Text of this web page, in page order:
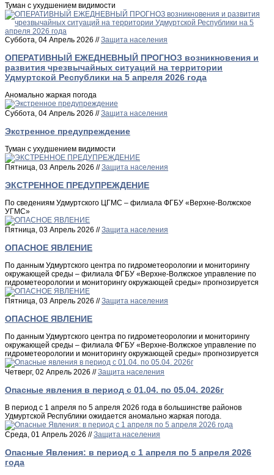
Туман с ухудшением видимости
Суббота, 04 Апрель 2026 //Защита населения
ОПЕРАТИВНЫЙ ЕЖЕДНЕВНЫЙ ПРОГНОЗ возникновения и
развития чрезвычайных ситуаций на территории
Удмуртской Республики на 5 апреля 2026 года
Аномально жаркая погода
Суббота, 04 Апрель 2026 //Защита населения
Экстренное предупреждение
Туман с ухудшением видимости
Пятница, 03 Апрель 2026 //Защита населения
ЭКСТРЕННОЕ ПРЕДУПРЕЖДЕНИЕ
По сведениям Удмуртского ЦГМС – филиала ФГБУ «Верхне-Волжское
УГМС»
Пятница, 03 Апрель 2026 //Защита населения
ОПАСНОЕ ЯВЛЕНИЕ
По данным Удмуртского центра по гидрометеорологии и мониторингу
окружающей среды – филиала ФГБУ «Верхне-Волжское управление по
гидрометеорологии и мониторингу окружающей среды» прогнозируется
Пятница, 03 Апрель 2026 //Защита населения
ОПАСНОЕ ЯВЛЕНИЕ
По данным Удмуртского центра по гидрометеорологии и мониторингу
окружающей среды – филиала ФГБУ «Верхне-Волжское управление по
гидрометеорологии и мониторингу окружающей среды» прогнозируется
Четверг, 02 Апрель 2026 //Защита населения
Опасные явления в период с 01.04. по 05.04. 2026г
В период с 1 апреля по 5 апреля 2026 года в большинстве районов
Удмуртской Республики ожидается аномально жаркая погода.
Среда, 01 Апрель 2026 //Защита населения
Опасные Явления: в период с 1 апреля по 5 апреля 2026
года